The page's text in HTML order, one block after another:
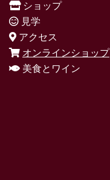
ショップ
見学
アクセス
オンラインショップ
美食とワイン